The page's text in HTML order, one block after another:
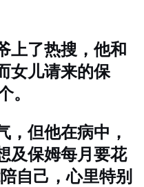
上了热搜，他和
女儿请来的保
。
，但他在病中，
及保姆每月要花
自己，心里特别